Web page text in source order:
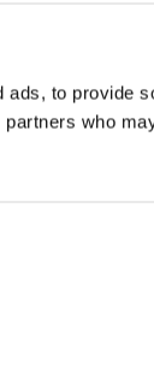
to provide
who